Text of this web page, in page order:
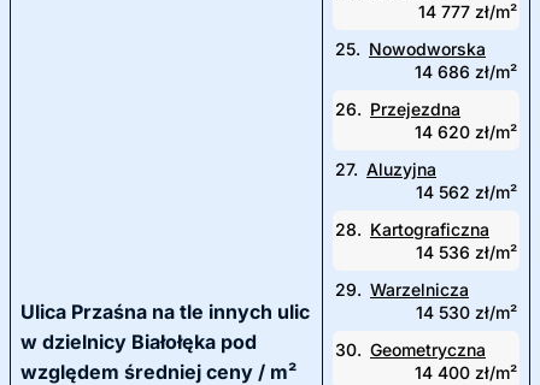
Ulica Przaśna na tle innych ulic
w dzielnicy Białołęka pod
względem średniej ceny / m²
14 777 zł/m²
25. Nowodworska
14 686 zł/m²
26. Przejezdna
14 620 zł/m²
27. Aluzyjna
14 562 zł/m²
28. Kartograficzna
14 536 zł/m²
29. Warzelnicza
14 530 zł/m²
30. Geometryczna
14 400 zł/m²